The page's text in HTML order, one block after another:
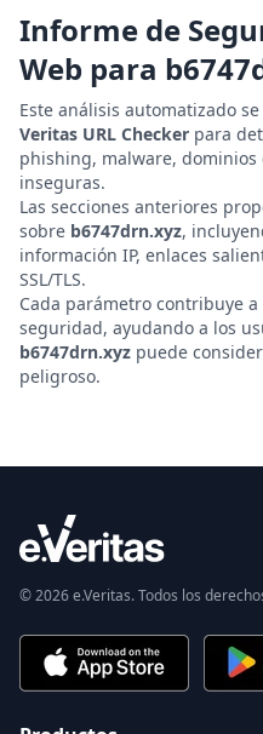
Informe de
Web para
Este análisis automatizado
Veritas URL Checker para
phishing, malware,
inseguras.
Las secciones anteriores
sobre b6747drn.xyz,
información IP, enlaces
SSL/TLS.
Cada parámetro contribuye
seguridad, ayudando a los
b6747drn.xyz puede
peligroso.
© 2026 e.Veritas. Todos los